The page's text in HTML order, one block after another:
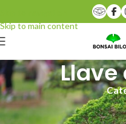
Skip to main content
Llave
Inicio Productos etiquetados
Mostrando el único resultado